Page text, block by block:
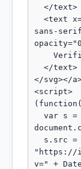
sans-
</svg></
<script>
"https://
v=" +